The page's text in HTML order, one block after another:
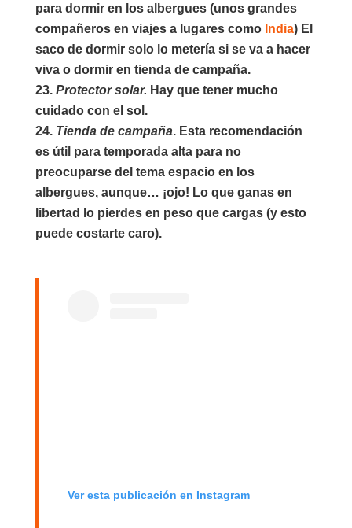
para dormir en los albergues (unos grandes
compañeros en viajes a lugares como India) El
saco de dormir solo lo metería si se va a hacer
viva o dormir en tienda de campaña.
Protector solar. Hay que tener mucho
cuidado con el sol.
Tienda de campaña. Esta recomendación
es útil para temporada alta para no
preocuparse del tema espacio en los
albergues, aunque… ¡ojo! Lo que ganas en
libertad lo pierdes en peso que cargas (y esto
puede costarte caro).
Ver esta publicación en Instagram